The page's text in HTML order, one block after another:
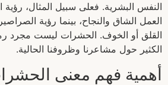
النفس البشرية. فعلى سبيل المثال،
العمل الشاق والنجاح، بينما رؤية
القلق أو الخوف. الحشرات ليست مجرد
الكثير حول مشاعرنا وظروفنا الحالية.
أهمية فهم معنى